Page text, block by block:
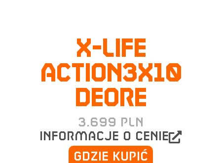
X-LIFE
ACTION3x10
DEORE
informacje o cenie
Gdzie kupić
3.699 PLN